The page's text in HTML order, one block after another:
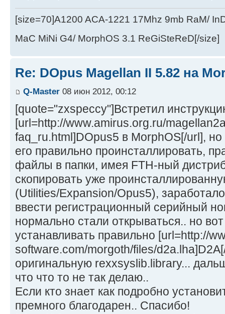
[size=70]A1200 ACA-1221 17Mhz 9mb RaM/
MaC MiNi G4/ MorphOS 3.1 ReGiSteReD[/size]
Re: DOpus Magellan II 5.82 на
Q-Master 08 июн 2012, 00:12
[quote="zxspeccy"]Встретил
[url=http://www.amirus.org.ru/
faq_ru.html]DOpus5 в MorphOS[/url], но
его правильно проинсталлировать,
файлы в папки, имея FTH-ный
скопировать уже
(Utilities/Expansion/Opus5),
ввести регистрационный серийный
нормально стали открываться.. но
устанавливать правильно [url=http://
software.com/morgoth/files/
оригинальную rexxsyslib.library...
что что то не так делаю..
Если кто знает как подробно
премного благодарен.. Спасибо!